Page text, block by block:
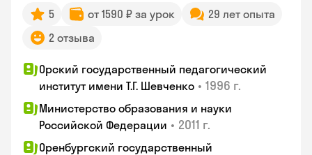
5 от 1590 ₽ за урок
29 лет опыта
2 отзыва
Орский государственный педагогический
институт имени Т.Г. Шевченко • 1996 г.
Министерство образования и науки
Российской Федерации • 2011 г.
Оренбургский государственный